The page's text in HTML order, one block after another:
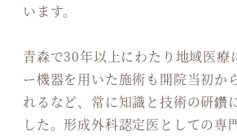
います。
青森で30年以上にわたり地域医療
ー機器を用いた施術も開院当初か
れるなど、常に知識と技術の研鑽
した。形成外科認定医としての専